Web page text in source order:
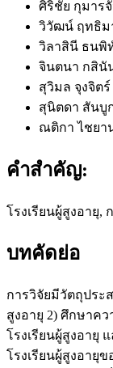
ศิริชัย กุมาร
วิวัฒน์ ฤทธิม
วิลาสินี ธนพิ
จินตนา กสินั
สุวิมล จุงจิตร์
สุนิตดา สันบู
ณติกา ไชยา
คำสำคัญ:
โรงเรียนผู้สูงอายุ,
บทคัดย่อ
การวิจัยมีวัตถุประ
สูงอายุ 2) ศึกษาค
โรงเรียนผู้สูงอายุ
โรงเรียนผู้สูงอายุ